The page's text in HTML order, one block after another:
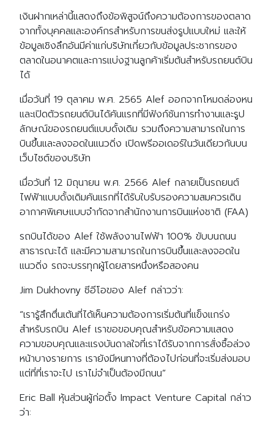
เงินฝากเหล่านี้แสดงถึงข้อพิสูจน์ถึงความต้องการของตลาด
จากทั้งบุคคลและองค์กรสำหรับการขนส่งรูปแบบใหม่ และให้
ข้อมูลเชิงลึกอันมีค่าแก่บริษัทเกี่ยวกับข้อมูลประชากรของ
ตลาดในอนาคตและการแบ่งฐานลูกค้าเริ่มต้นสำหรับรถยนต์บิน
ได้
เมื่อวันที่ 19 ตุลาคม พ.ศ. 2565 Alef ออกจากโหมดล่องหน
และเปิดตัวรถยนต์บินได้คันแรกที่มีฟังก์ชันการทำงานและรูป
ลักษณ์ของรถยนต์แบบดั้งเดิม รวมถึงความสามารถในการ
บินขึ้นและลงจอดในแนวดิ่ง เปิดพรีออเดอร์ในวันเดียวกันบน
เว็บไซต์ของบริษัท
เมื่อวันที่ 12 มิถุนายน พ.ศ. 2566 Alef กลายเป็นรถยนต์
ไฟฟ้าแบบดั้งเดิมคันแรกที่ได้รับใบรับรองความสมควรเดิน
อากาศพิเศษแบบจำกัดจากสำนักงานการบินแห่งชาติ (FAA)
รถบินได้ของ Alef ใช้พลังงานไฟฟ้า 100% ขับบนถนน
สาธารณะได้ และมีความสามารถในการบินขึ้นและลงจอดใน
แนวดิ่ง รถจะบรรทุกผู้โดยสารหนึ่งหรือสองคน
Jim Dukhovny ซีอีโอของ Alef กล่าวว่า:
“เรารู้สึกตื่นเต้นที่ได้เห็นความต้องการเริ่มต้นที่แข็งแกร่ง
สำหรับรถบิน Alef เราขอขอบคุณสำหรับข้อความแสดง
ความขอบคุณและแรงบันดาลใจที่เราได้รับจากการสั่งซื้อล่วง
หน้าบางรายการ เรายังมีหนทางที่ต้องไปก่อนที่จะเริ่มส่งมอบ
แต่ที่ที่เราจะไป เราไม่จำเป็นต้องมีถนน”
Eric Ball หุ้นส่วนผู้ก่อตั้ง Impact Venture Capital กล่าว
ว่า: